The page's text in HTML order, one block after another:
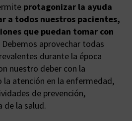
protagonizar la ayuda
a todos nuestros pacientes,
que puedan tomar con
Debemos aprovechar todas
durante la época
nuestro deber con la
la atención en la enfermedad,
de prevención,
de la salud.